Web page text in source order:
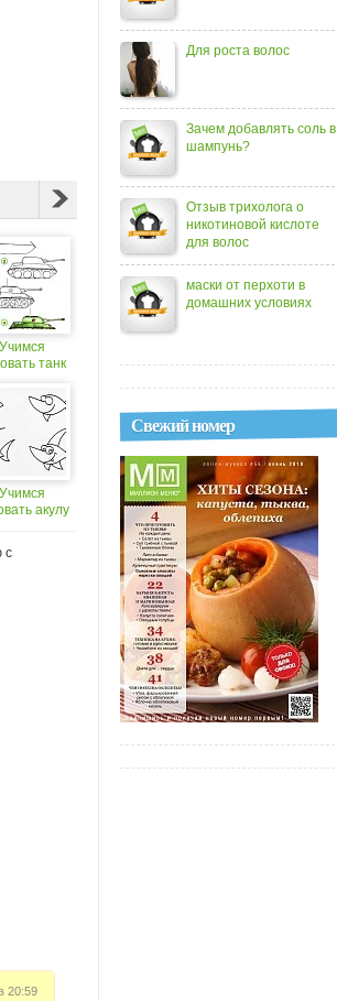
Учимся
танк
Учимся
акулу
с
20:59
Для роста волос
Зачем добавлять соль в
шампунь?
Отзыв трихолога о
никотиновой кислоте
для волос
маски от перхоти в
домашних условиях
Свежий номер